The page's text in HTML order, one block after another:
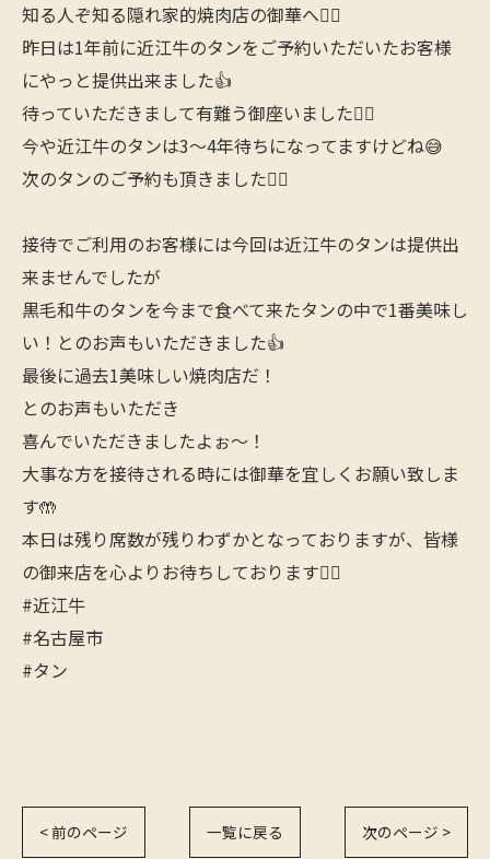
知る人ぞ知る隠れ家的焼肉店の御華へ🙋‍♂️
昨日は1年前に近江牛のタンをご予約いただいたお客様
にやっと提供出来ました👍
待っていただきまして有難う御座いました🙇‍♂️
今や近江牛のタンは3〜4年待ちになってますけどね😅
次のタンのご予約も頂きました🙋‍♂️
接待でご利用のお客様には今回は近江牛のタンは提供出
来ませんでしたが
黒毛和牛のタンを今まで食べて来たタンの中で1番美味し
い！とのお声もいただきました👍
最後に過去1美味しい焼肉店だ！
とのお声もいただき
喜んでいただきましたよぉ〜！
大事な方を接待される時には御華を宜しくお願い致しま
す🤲
本日は残り席数が残りわずかとなっておりますが、皆様
の御来店を心よりお待ちしております🙋‍♂️
#近江牛
#名古屋市
#タン
< 前のページ 一覧に戻る 次のページ >